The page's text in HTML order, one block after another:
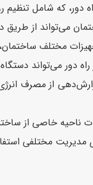
دور، که شامل
می‌تواند از
مختلف
دور می‌تواند
از مصرف
ناحیه خاصی از
مدیریت مختلفی